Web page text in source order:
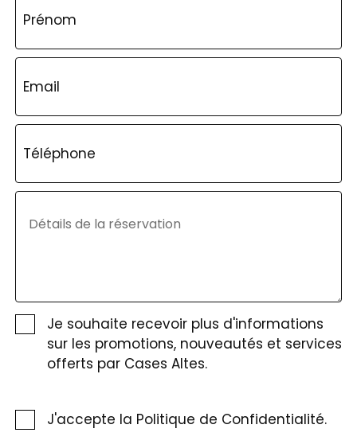
Prénom
Email
Téléphone
Je souhaite recevoir plus d'informations
sur les promotions, nouveautés et services
offerts par Cases Altes.
J'accepte la Politique de Confidentialité.